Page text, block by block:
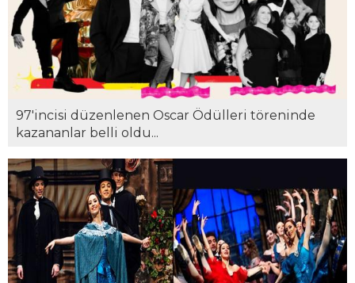
97'incisi düzenlenen Oscar Ödülleri töreninde
kazananlar belli oldu...